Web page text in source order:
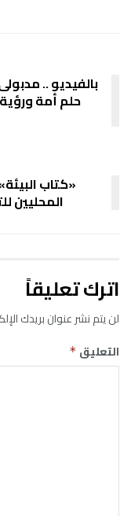
بالفيديو ..
حلم أمة
«كتاب
المحليين
اترك تعليقاً
لن يتم نشر عنوان بريدك
التعليق *